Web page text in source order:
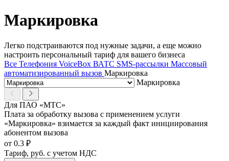
Маркировка
Легко подстраиваются под нужные задачи, а еще можно
настроить персональный тариф для вашего бизнеса
Все Телефония VoiceBox ВАТС SMS-рассылки Массовый
автоматизированный вызов Маркировка
Маркировка
Для ПАО «МТС»
Плата за обработку вызова с применением услуги
«Маркировка» взимается за каждый факт инициирования
абонентом вызова
от 0.3 ₽
Тариф, руб. с учетом НДС